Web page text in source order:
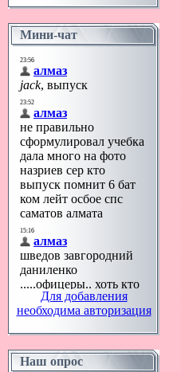
Мини-чат
Для добавления
необходима авторизация
Наш опрос